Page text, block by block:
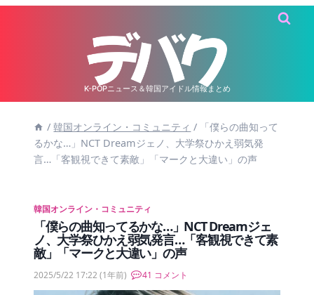
K-POPニュース＆韓国アイドル情報まとめ
/ 韓国オンライン・コミュニティ /
「僕らの曲知って
るかな…」NCT Dreamジェノ、大学祭ひかえ弱気発
言…「客観視できて素敵」「マークと大違い」の声
韓国オンライン・コミュニティ
「僕らの曲知ってるかな…」NCT Dreamジェ
ノ、大学祭ひかえ弱気発言…「客観視できて素
敵」「マークと大違い」の声
2025/5/22 17:22 (1年前) 41 コメント